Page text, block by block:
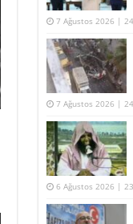
7 Ağustos 2026 |
7 Ağustos 2026 |
6 Ağustos 2026 |